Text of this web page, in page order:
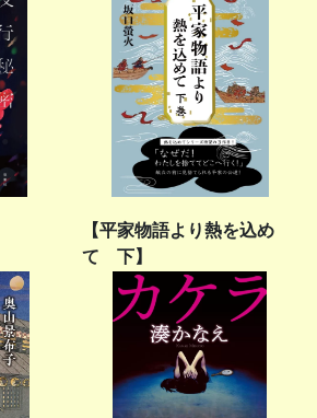
【平家物語より熱を込め
て 下】